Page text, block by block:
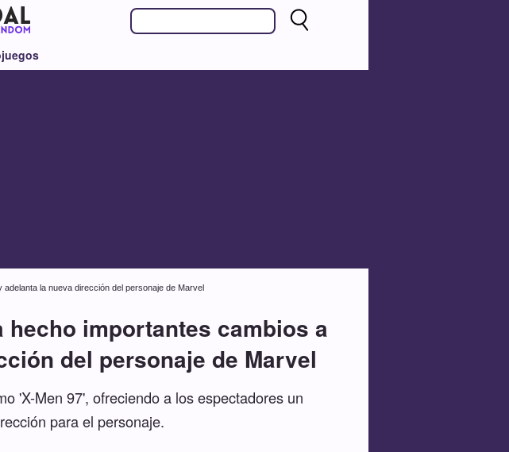
la nueva dirección del personaje de Marvel
importantes cambios a
del personaje de Marvel
'X-Men 97', ofreciendo a los espectadores un
para el personaje.